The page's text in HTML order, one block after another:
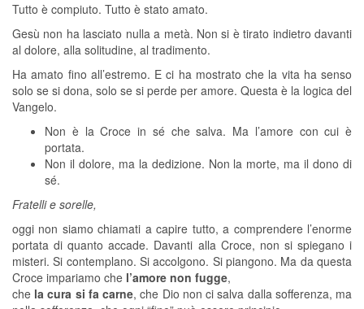
Tutto è compiuto. Tutto è stato amato.
Gesù non ha lasciato nulla a metà. Non si è tirato indietro davanti
al dolore, alla solitudine, al tradimento.
Ha amato fino all’estremo. E ci ha mostrato che la vita ha senso
solo se si dona, solo se si perde per amore. Questa è la logica del
Vangelo.
Non è la Croce in sé che salva. Ma l’amore con cui è
portata.
Non il dolore, ma la dedizione. Non la morte, ma il dono di
sé.
Fratelli e sorelle,
oggi non siamo chiamati a capire tutto, a comprendere l’enorme
portata di quanto accade. Davanti alla Croce, non si spiegano i
misteri. Si contemplano. Si accolgono. Si piangono. Ma da questa
Croce impariamo che l’amore non fugge,
che la cura si fa carne, che Dio non ci salva dalla sofferenza, ma